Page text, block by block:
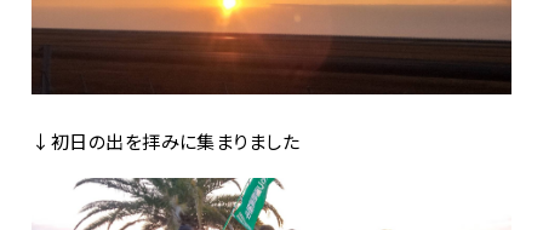
↓初日の出を拝みに集まりました